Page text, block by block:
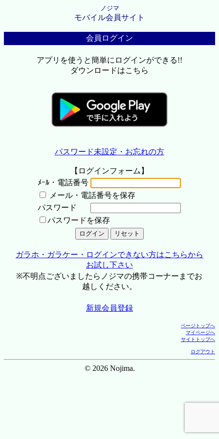
ノジマ
モバイル会員サイト
会員ログイン
アプリを使うと簡単にログインができる!!
ダウンロードはこちら
パスワード未設定・お忘れの方
【ログインフォーム】
ﾒｰﾙ・電話番号
メール・電話番号を保存
パスワード
パスワードを保存
ガラホ・ガラケー・ログインできない方はこちらから
お試し下さい
※不明点ございましたらノジマの携帯コーナーまでお
越しください。
新規会員登録
ページトップへ
マイページへ
サイトトップへ
ログアウト
© 2026 Nojima.